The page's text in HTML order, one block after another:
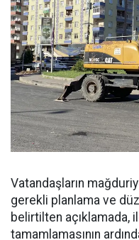
Vatandaşların
gerekli planlama ve
belirtilten açıklamada,
tamamlamasının